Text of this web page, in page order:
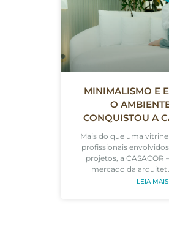
MINIMALISMO E
O
CONQUISTOU A
Mais do que uma
profissionais
projetos, a CASACOR
mercado da
LEIA MAIS